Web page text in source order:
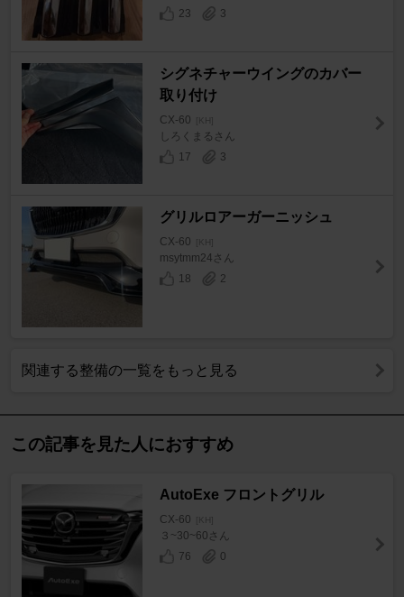
23
3
シグネチャーウイングのカバー
取り付け
CX-60 [KH]
しろくまるさん
17
3
グリルロアーガーニッシュ
CX-60 [KH]
msytmm24さん
18
2
関連する整備の一覧をもっと見る
この記事を見た人におすすめ
AutoExe フロントグリル
CX-60 [KH]
３~30~60さん
76
0